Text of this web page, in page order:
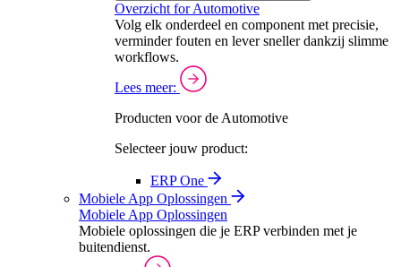
Overzicht for Automotive
Volg elk onderdeel en component met precisie,
verminder fouten en lever sneller dankzij slimme
workflows.
Lees meer:
Producten voor de Automotive
Selecteer jouw product:
ERP One
Mobiele App Oplossingen
Mobiele App Oplossingen
Mobiele oplossingen die je ERP verbinden met je
buitendienst.